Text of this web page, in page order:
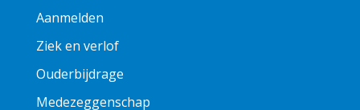
Aanmelden
Ziek en verlof
Ouderbijdrage
Medezeggenschap